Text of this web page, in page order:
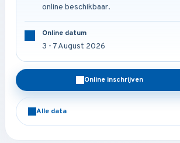
online beschikbaar.
Online datum
3 - 7 August 2026
Online inschrijven
Alle data